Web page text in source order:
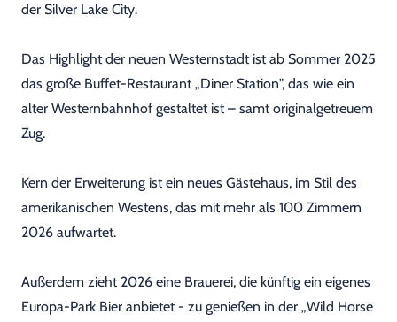
der Silver Lake City.
Das Highlight der neuen Westernstadt ist ab Sommer 2025
das große Buffet-Restaurant „Diner Station", das wie ein
alter Westernbahnhof gestaltet ist – samt originalgetreuem
Zug.
Kern der Erweiterung ist ein neues Gästehaus, im Stil des
amerikanischen Westens, das mit mehr als 100 Zimmern
2026 aufwartet.
Außerdem zieht 2026 eine Brauerei, die künftig ein eigenes
Europa-Park Bier anbietet - zu genießen in der „Wild Horse